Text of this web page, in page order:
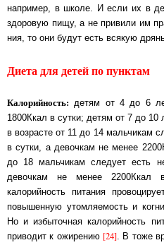
например, в школе. И ес­ли их в
здоровую пищу, а не привили им
ния, то они будут есть всякую
Диета для детей по пунктам
Калорийность: детям от 4 до 6
1800Ккал в сутки; де­тям от 7 до 10
в возрасте от 11 до 14 мальчикам
в сутки, а девочкам не менее
до 18 мальчикам следует есть
девочкам не ме­нее 2200Ккал
калорийность питания
повышенную утомляемость и
Но и из­бы­точ­ная ка­ло­рий­ность
приводит к ожи­ре­нию [24]. В то­же